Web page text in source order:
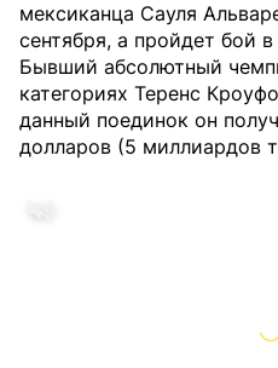
мексиканца Сауля
сентября, а пройдет бой
Бывший абсолютный
категориях Теренс
данный поединок он
долларов (5 миллиардов